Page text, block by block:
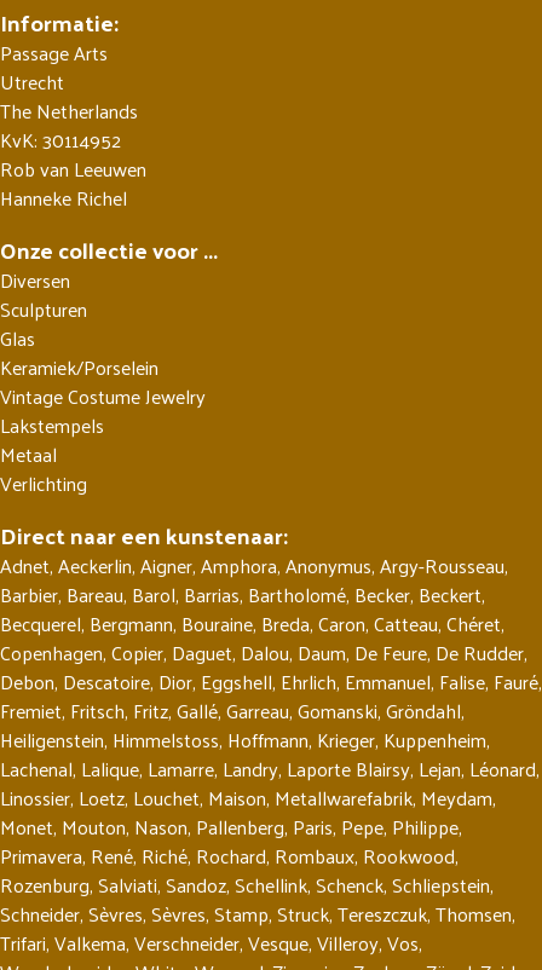
Informatie:
Passage Arts
Utrecht
The Netherlands
KvK: 30114952
Rob van Leeuwen
Hanneke Richel
Onze collectie voor ...
Diversen
Sculpturen
Glas
Keramiek/Porselein
Vintage Costume Jewelry
Lakstempels
Metaal
Verlichting
Direct naar een kunstenaar:
Adnet,Aeckerlin,Aigner,Amphora,Anonymus,Argy-Rousseau,
Barbier, Bareau, Barol, Barrias, Bartholomé, Becker, Beckert,
Becquerel, Bergmann, Bouraine, Breda,Caron,Catteau,Chéret,
Copenhagen,Copier, Daguet, Dalou, Daum, De Feure, De Rudder,
Debon, Descatoire, Dior, Eggshell, Ehrlich, Emmanuel, Falise, Fauré,
Fremiet, Fritsch, Fritz,Gallé,Garreau,Gomanski,Gröndahl,
Heiligenstein, Himmelstoss, Hoffmann, Krieger, Kuppenheim,
Lachenal, Lalique, Lamarre, Landry, Laporte Blairsy, Lejan, Léonard,
Linossier, Loetz, Louchet, Maison, Metallwarefabrik, Meydam,
Monet, Mouton, Nason, Pallenberg, Paris, Pepe, Philippe,
Primavera, René, Riché, Rochard, Rombaux, Rookwood,
Rozenburg,Salviati,Sandoz,Schellink,Schenck,Schliepstein,
Schneider,Sèvres,Sèvres,Stamp,Struck,Tereszczuk,Thomsen,
Trifari,Valkema,Verschneider,Vesque,Villeroy,Vos,